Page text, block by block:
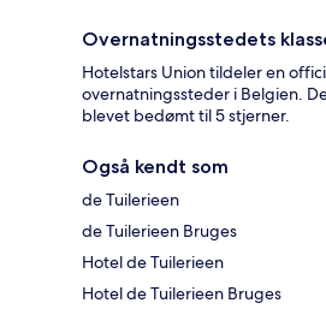
Overnatningsstedets
Hotelstars Union tildeler en
overnatningssteder i Belgien.
blevet bedømt til 5 stjerner.
Også kendt som
de Tuilerieen
de Tuilerieen Bruges
Hotel de Tuilerieen
Hotel de Tuilerieen Bruges